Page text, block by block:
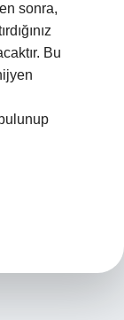
sonra,
Bu